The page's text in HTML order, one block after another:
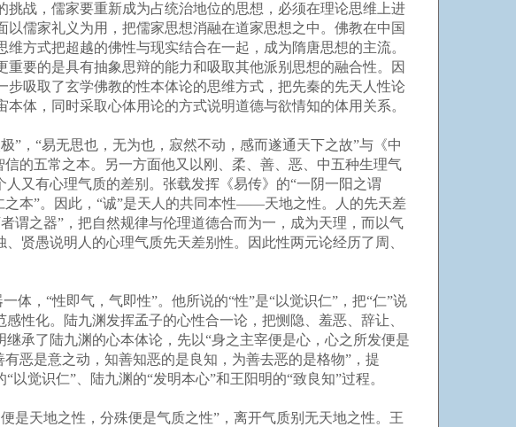
战，儒家要重新成为占统治地位的思想，必须在理论思维上进
儒家礼义为用，把儒家思想消融在道家思想之中。佛教在中国
方式把超越的佛性与现实结合在一起，成为隋唐思想的主流。
要的是具有抽象思辩的能力和吸取其他派别思想的融合性。因
吸取了玄学佛教的性本体论的思维方式，把先秦的先天人性论
体，同时采取心体用论的方式说明道德与欲情知的体用关系。
“易无思也，无为也，寂然不动，感而遂通天下之故”与《中
的五常之本。另一方面他又以刚、柔、善、恶、中五种生理气
又有心理气质的差别。张载发挥《易传》的“一阴一阳之谓
之本”。因此，“诚”是天人的共同本性——天地之性。人的先天差
谓之器”，把自然规律与伦理道德合而为一，成为天理，而以气
贤愚说明人的心理气质先天差别性。因此性两元论经历了周、
，“性即气，气即性”。他所说的“性”是“以觉识仁”，把“仁”说
性化。陆九渊发挥孟子的心性合一论，把恻隐、羞恶、辞让、
承了陆九渊的心本体论，先以“身之主宰便是心，心之所发便是
恶是意之动，知善知恶的是良知，为善去恶的是格物”，提
觉识仁”、陆九渊的“发明本心”和王阳明的“致良知”过程。
天地之性，分殊便是气质之性”，离开气质别无天地之性。王